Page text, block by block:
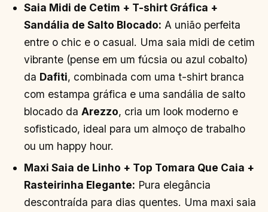
Saia Midi de Cetim + T-shirt Gráfica +
Sandália de Salto Blocado: A união perfeita
entre o chic e o casual. Uma saia midi de cetim
vibrante (pense em um fúcsia ou azul cobalto)
da Dafiti, combinada com uma t-shirt branca
com estampa gráfica e uma sandália de salto
blocado daArezzo, cria um look moderno e
sofisticado, ideal para um almoço de trabalho
ou um happy hour.
Maxi Saia de Linho + Top Tomara Que Caia +
Rasteirinha Elegante: Pura elegância
descontraída para dias quentes. Uma maxi saia